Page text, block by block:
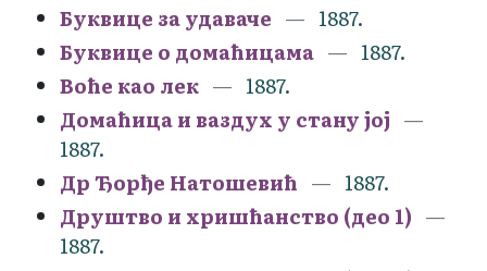
Буквице за удаваче
1887.
Буквице о домаћицама
1887.
Воће као лек
1887.
Домаћица и ваздух у стану јој
1887.
Др Ђорђе Натошевић
1887.
Друштво и хришћанство (део 1)
1887.